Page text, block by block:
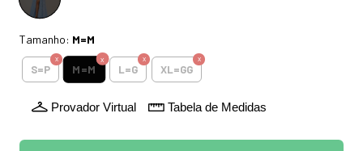
Tamanho: M=M
S=P M=M L=G XL=GG
Provador Virtual Tabela de Medidas